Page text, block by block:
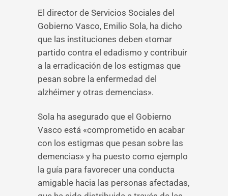
El director de Servicios Sociales del
Gobierno Vasco, Emilio Sola, ha dicho
que las instituciones deben «tomar
partido contra el edadismo y contribuir
a la erradicación de los estigmas que
pesan sobre la enfermedad del
alzhéimer y otras demencias».
Sola ha asegurado que el Gobierno
Vasco está «comprometido en acabar
con los estigmas que pesan sobre las
demencias» y ha puesto como ejemplo
la guía para favorecer una conducta
amigable hacia las personas afectadas,